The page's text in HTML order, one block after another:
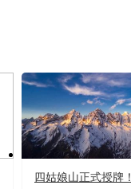
四姑娘山正式授牌！